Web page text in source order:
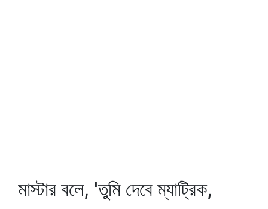
মাস্টার বলে, 'তুমি দেবে ম্যাট্রিক,